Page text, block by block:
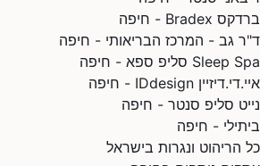
ברדקס Bradex - חיפה
ד"ר גב - המרכז הבריאותי - חיפה
Sleep Spa סליפ ספא - חיפה
איי.די.דיזיין IDdesign - חיפה
נייט סליפ סנטר - חיפה
ביתילי - חיפה
כל הריהוט ונגרות בישראל